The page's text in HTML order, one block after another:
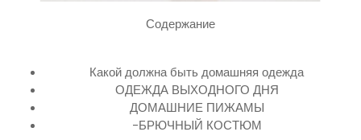
Содержание
Какой должна быть домашняя одежда
ОДЕЖДА ВЫХОДНОГО ДНЯ
ДОМАШНИЕ ПИЖАМЫ
-БРЮЧНЫЙ КОСТЮМ